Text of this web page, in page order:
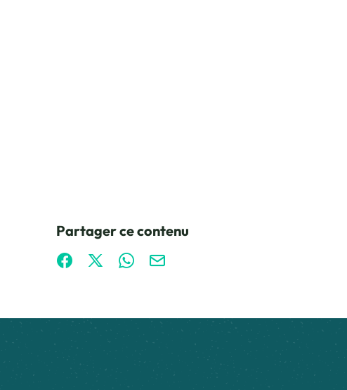
Partager ce contenu
Partager sur Facebook (nouvelle fenêtre)
Partager sur X / Twitter (nouvelle fenêtre)
Partager sur WhatsApp
Partager par mail